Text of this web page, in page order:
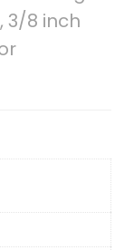
3/8 inch